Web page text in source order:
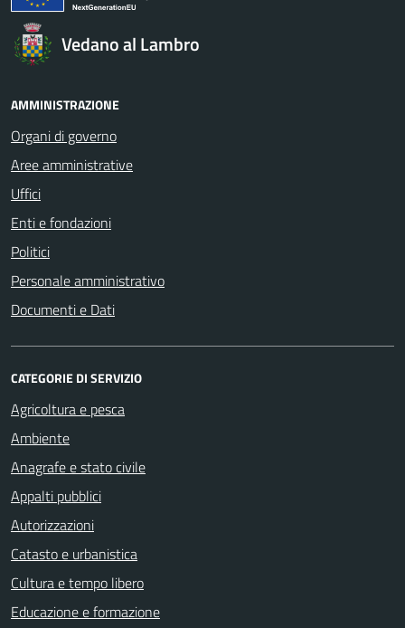
Vedano al Lambro
AMMINISTRAZIONE
Organi di governo
Aree amministrative
Uffici
Enti e fondazioni
Politici
Personale amministrativo
Documenti e Dati
CATEGORIE DI SERVIZIO
Agricoltura e pesca
Ambiente
Anagrafe e stato civile
Appalti pubblici
Autorizzazioni
Catasto e urbanistica
Cultura e tempo libero
Educazione e formazione